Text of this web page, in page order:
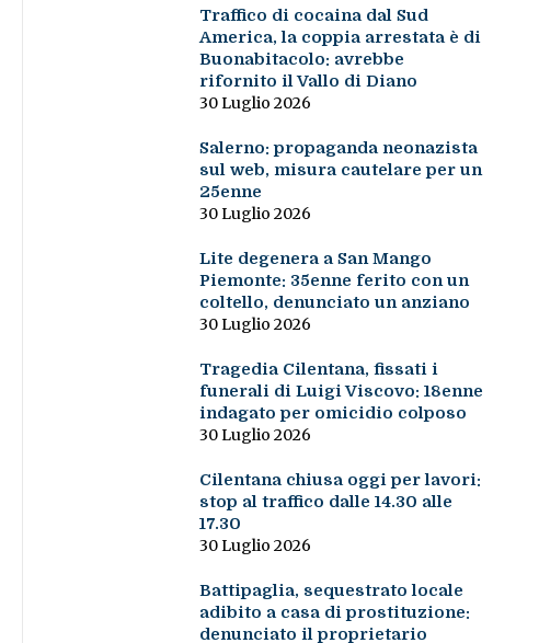
Traffico di cocaina dal Sud
America, la coppia arrestata è di
Buonabitacolo: avrebbe
rifornito il Vallo di Diano
30 Luglio 2026
Salerno: propaganda neonazista
sul web, misura cautelare per un
25enne
30 Luglio 2026
Lite degenera a San Mango
Piemonte: 35enne ferito con un
coltello, denunciato un anziano
30 Luglio 2026
Tragedia Cilentana, fissati i
funerali di Luigi Viscovo: 18enne
indagato per omicidio colposo
30 Luglio 2026
Cilentana chiusa oggi per lavori:
stop al traffico dalle 14.30 alle
17.30
30 Luglio 2026
Battipaglia, sequestrato locale
adibito a casa di prostituzione:
denunciato il proprietario